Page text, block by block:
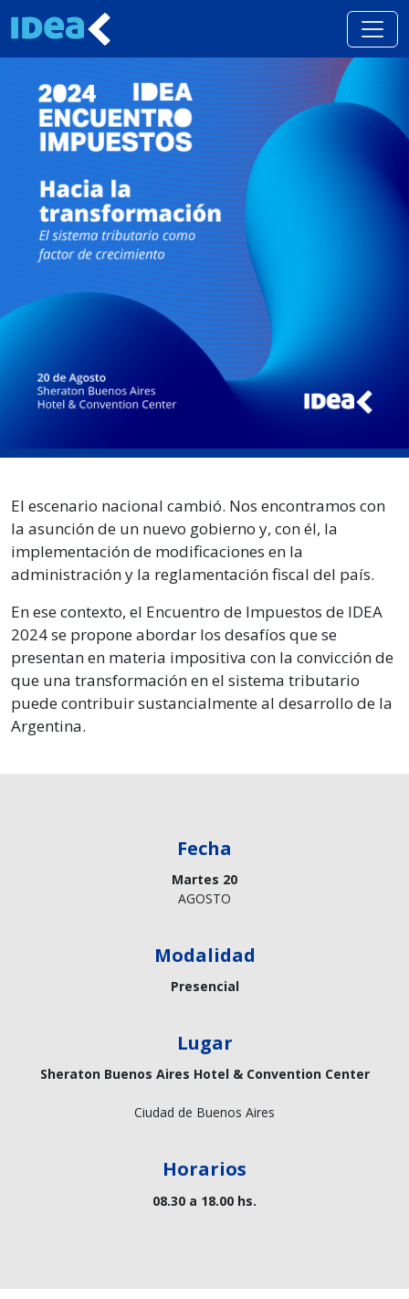
El escenario nacional cambió. Nos encontramos con
la asunción de un nuevo gobierno y, con él, la
implementación de modificaciones en la
administración y la reglamentación fiscal del país.
En ese contexto, el Encuentro de Impuestos de IDEA
2024 se propone abordar los desafíos que se
presentan en materia impositiva con la convicción de
que una transformación en el sistema tributario
puede contribuir sustancialmente al desarrollo de la
Argentina.
Fecha
Martes 20
AGOSTO
Modalidad
Presencial
Lugar
Sheraton Buenos Aires Hotel & Convention Center
Ciudad de Buenos Aires
Horarios
08.30 a 18.00 hs.